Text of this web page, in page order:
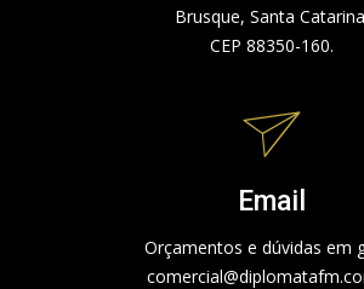
Brusque, Santa
CEP 88350-160.
Email
Orçamentos e dúvidas em